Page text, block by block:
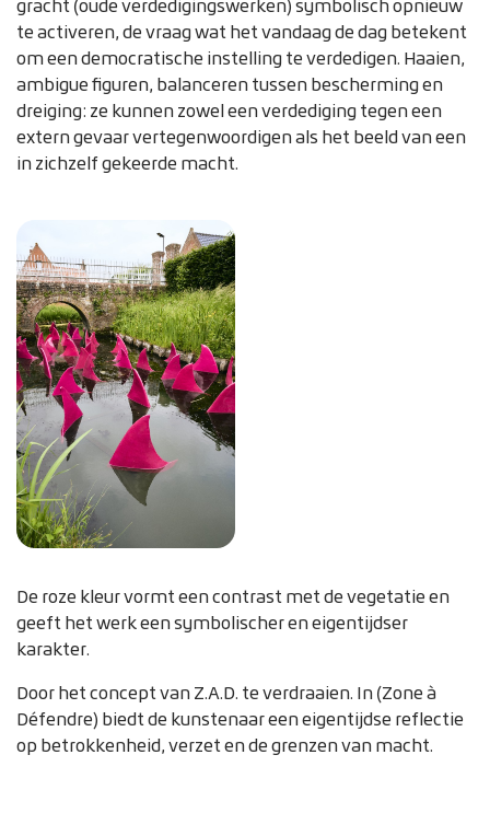
te activeren, de vraag wat het vandaag de dag betekent
om een democratische instelling te verdedigen. Haaien,
ambigue figuren, balanceren tussen bescherming en
dreiging: ze kunnen zowel een verdediging tegen een
extern gevaar vertegenwoordigen als het beeld van een
in zichzelf gekeerde macht.
Zoom on image
De roze kleur vormt een contrast met de vegetatie en
geeft het werk een symbolischer en eigentijdser
karakter.
Door het concept van Z.A.D. te verdraaien. In (Zone à
Défendre) biedt de kunstenaar een eigentijdse reflectie
op betrokkenheid, verzet en de grenzen van macht.